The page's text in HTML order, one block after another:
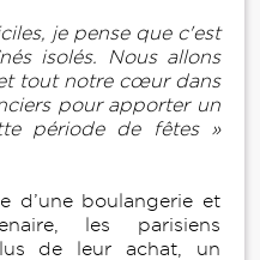
je pense que c'est
isolés. Nous allons
tout notre cœur dans
pour apporter un
période de fêtes »
d’une boulangerie et
les parisiens
de leur achat, un